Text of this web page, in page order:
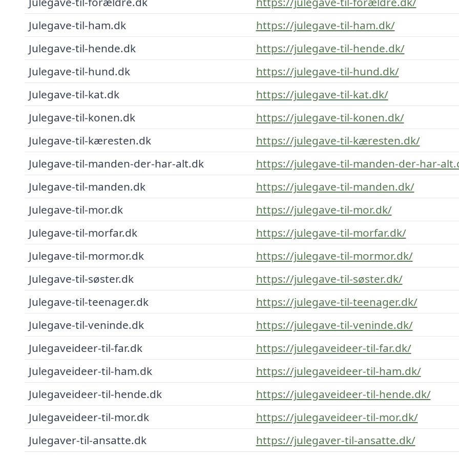
Julegave-til-ham.dk
https://julegave-til-ham.dk/
Julegave-til-hende.dk
https://julegave-til-hende.dk/
Julegave-til-hund.dk
https://julegave-til-hund.dk/
Julegave-til-kat.dk
https://julegave-til-kat.dk/
Julegave-til-konen.dk
https://julegave-til-konen.dk/
Julegave-til-kæresten.dk
https://julegave-til-kæresten.dk/
Julegave-til-manden-der-har-alt.dk
https://julegave-til-manden-der-har-
Julegave-til-manden.dk
https://julegave-til-manden.dk/
Julegave-til-mor.dk
https://julegave-til-mor.dk/
Julegave-til-morfar.dk
https://julegave-til-morfar.dk/
Julegave-til-mormor.dk
https://julegave-til-mormor.dk/
Julegave-til-søster.dk
https://julegave-til-søster.dk/
Julegave-til-teenager.dk
https://julegave-til-teenager.dk/
Julegave-til-veninde.dk
https://julegave-til-veninde.dk/
Julegaveideer-til-far.dk
https://julegaveideer-til-far.dk/
Julegaveideer-til-ham.dk
https://julegaveideer-til-ham.dk/
Julegaveideer-til-hende.dk
https://julegaveideer-til-hende.dk/
Julegaveideer-til-mor.dk
https://julegaveideer-til-mor.dk/
Julegaver-til-ansatte.dk
https://julegaver-til-ansatte.dk/